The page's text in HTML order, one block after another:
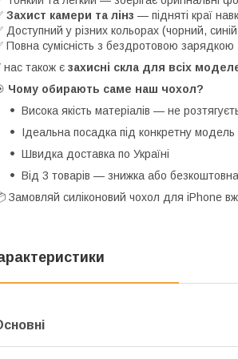
Захист камери та лінз — підняті краї
Доступний у різних кольорах (чорний,
Повна сумісність з бездротовою зарядкою
нас також є захисні скла для всіх
Чому обирають саме наш чохол?
Висока якість матеріалів — не
Ідеальна посадка під конкретну
Швидка доставка по Україні
Від 3 товарів — знижка або
Замовляй силіконовий чохол для iPhone